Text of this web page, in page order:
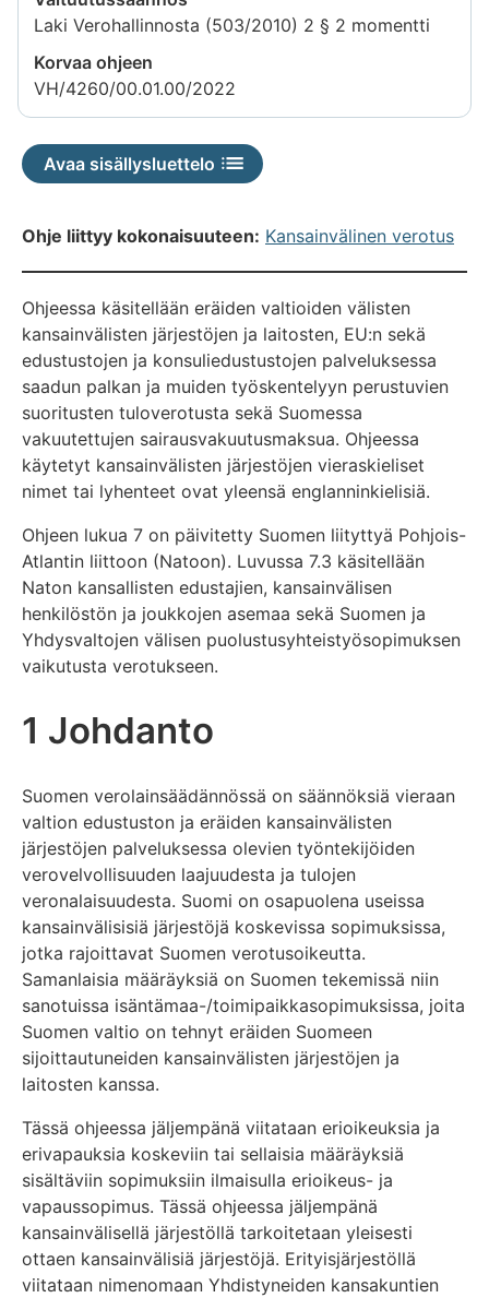
Laki Verohallinnosta (503/2010) 2 § 2 momentti
Korvaa ohjeen
VH/4260/00.01.00/2022
Avaa sisällysluettelo
Ohje liittyy kokonaisuuteen: Kansainvälinen verotus
Ohjeessa käsitellään eräiden valtioiden välisten
kansainvälisten järjestöjen ja laitosten, EU:n sekä
edustustojen ja konsuliedustustojen palveluksessa
saadun palkan ja muiden työskentelyyn perustuvien
suoritusten tuloverotusta sekä Suomessa
vakuutettujen sairausvakuutusmaksua. Ohjeessa
käytetyt kansainvälisten järjestöjen vieraskieliset
nimet tai lyhenteet ovat yleensä englanninkielisiä.
Ohjeen lukua 7 on päivitetty Suomen liityttyä Pohjois-
Atlantin liittoon (Natoon). Luvussa 7.3 käsitellään
Naton kansallisten edustajien, kansainvälisen
henkilöstön ja joukkojen asemaa sekä Suomen ja
Yhdysvaltojen välisen puolustusyhteistyösopimuksen
vaikutusta verotukseen.
1 Johdanto
Suomen verolainsäädännössä on säännöksiä vieraan
valtion edustuston ja eräiden kansainvälisten
järjestöjen palveluksessa olevien työntekijöiden
verovelvollisuuden laajuudesta ja tulojen
veronalaisuudesta. Suomi on osapuolena useissa
kansainvälisisiä järjestöjä koskevissa sopimuksissa,
jotka rajoittavat Suomen verotusoikeutta.
Samanlaisia määräyksiä on Suomen tekemissä niin
sanotuissa isäntämaa-/toimipaikkasopimuksissa, joita
Suomen valtio on tehnyt eräiden Suomeen
sijoittautuneiden kansainvälisten järjestöjen ja
laitosten kanssa.
Tässä ohjeessa jäljempänä viitataan erioikeuksia ja
erivapauksia koskeviin tai sellaisia määräyksiä
sisältäviin sopimuksiin ilmaisulla erioikeus- ja
vapaussopimus. Tässä ohjeessa jäljempänä
kansainvälisellä järjestöllä tarkoitetaan yleisesti
ottaen kansainvälisiä järjestöjä. Erityisjärjestöllä
viitataan nimenomaan Yhdistyneiden kansakuntien